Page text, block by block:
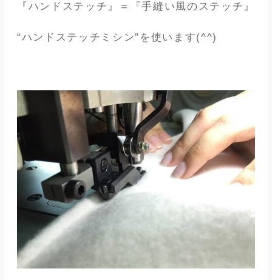
『ハンドステッチ』＝『手縫い風のステッチ』
“ハンドステッチミシン”を使います(^^)